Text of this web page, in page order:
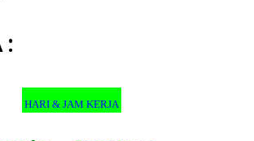
:
HARI & JAM KERJA